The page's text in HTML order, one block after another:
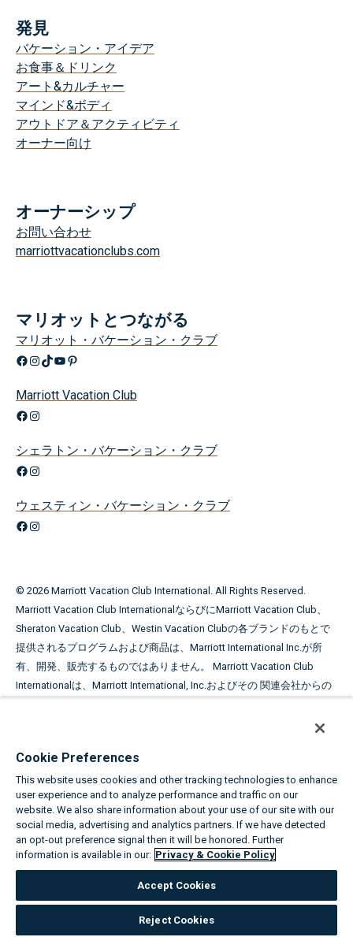
発見
バケーション・アイデア
お食事＆ドリンク
アート&カルチャー
マインド&ボディ
アウトドア＆アクティビティ
オーナー向け
オーナーシップ
お問い合わせ
marriottvacationclubs.com
マリオットとつながる
マリオット・バケーション・クラブ
Facebook
Instagram
TikTok
YouTube
Pinterest
Marriott Vacation Club
Facebook
Instagram
シェラトン・バケーション・クラブ
Facebook
Instagram
ウェスティン・バケーション・クラブ
Facebook
Instagram
© 2026 Marriott Vacation Club International. All Rights Reserved.
Marriott Vacation Club InternationalならびにMarriott Vacation Club、
Sheraton Vacation Club、Westin Vacation Clubの各ブランドのもとで
提供されるプログラムおよび商品は、Marriott International Inc.が所
有、開発、販売するものではありません。 Marriott Vacation Club
Internationalは、Marriott International, Inc.およびその 関連会社からの
本広告は、タイムシェア期間の販売勧誘の目的で使用さ
れています。
取得した氏名および住所は、タイムシェア期間の販売勧誘の目的で使
用されます。 オファーの条件に関する詳細は、スポンサーから提供さ
れるオファープランに記載されています。
Equal Housing Opportunity
The Marriott Vacation Clubsについて|プライバシーおよびクッキーに
関する方針
州および
Cookie Preferences
This website uses cookies and other tracking technologies to enhance
user experience and to analyze performance and traffic on our
website. We also share information about your use of our site with our
social media, advertising and analytics partners. If we have detected
an opt-out preference signal then it will be honored. Further
information is available in our: Privacy & Cookie Policy
Accept Cookies
Reject Cookies